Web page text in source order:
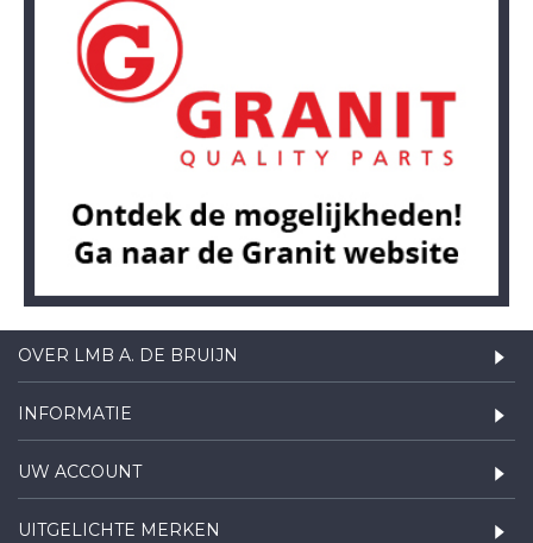
OVER LMB A. DE BRUIJN
INFORMATIE
UW ACCOUNT
UITGELICHTE MERKEN